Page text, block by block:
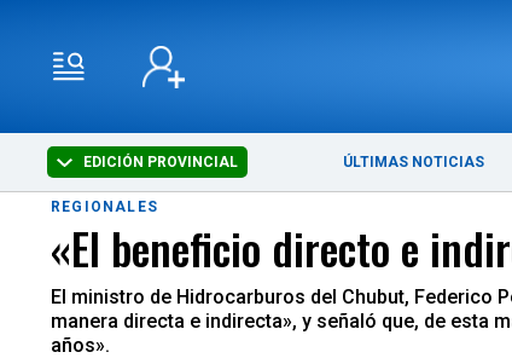
EDICIÓN PROVINCIAL ÚLTIMAS NOTICIAS
REGIONALES
«El beneficio directo e
El ministro de Hidrocarburos del Chubut, Federico
manera directa e indirecta», y señaló que, de esta
años».